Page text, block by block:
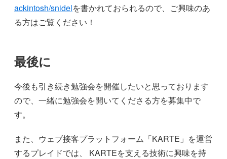
ackintosh/snidelを書かれておられるので、ご興味のあ
る方はご覧ください！
最後に
今後も引き続き勉強会を開催したいと思っております
ので、一緒に勉強会を開いてくださる方を募集中で
す。
また、ウェブ接客プラットフォーム「KARTE」を運営
するプレイドでは、 KARTEを支える技術に興味を持